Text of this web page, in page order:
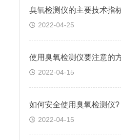
臭氧检测仪的主要技术指
2022-04-25
2022-04-15
如何安全使用臭氧检测仪?
2022-04-15